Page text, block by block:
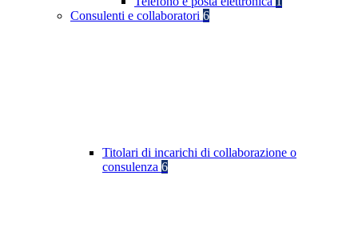
Consulenti e collaboratori 6
Titolari di incarichi di collaborazione o
consulenza 6